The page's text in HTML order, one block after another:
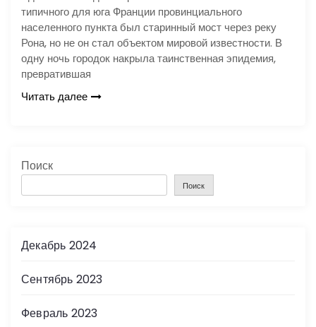
типичного для юга Франции провинциального
населенного пункта был старинный мост через реку
Рона, но не он стал объектом мировой известности. В
одну ночь городок накрыла таинственная эпидемия,
превратившая
Читать далее
Поиск
Поиск
Декабрь 2024
Сентябрь 2023
Февраль 2023